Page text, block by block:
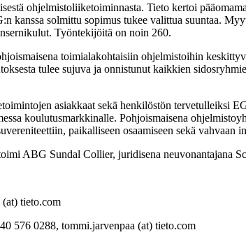
ohjelmistoliiketoiminnasta. Tieto kertoi
kanssa solmittu sopimus tukee valittua suuntaa.
Työntekijöitä on noin 260.
toimialakohtaisiin ohjelmistoihin
tulee sujuva ja onnistunut kaikkien
asiakkaat sekä henkilöstön tervetulleiksi
koulutusmarkkinalle. Pohjoismaisena
paikalliseen osaamiseen sekä
ABG Sundal Collier, juridisena neuvonantajana
tieto.com
576 0288, tommi.jarvenpaa (at) tieto.com